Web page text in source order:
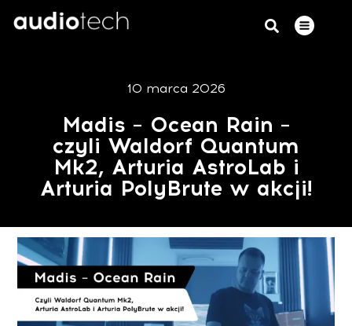
10 marca 2026
Madis – Ocean Rain –
czyli Waldorf Quantum
Mk2, Arturia AstroLab i
Arturia PolyBrute w akcji!